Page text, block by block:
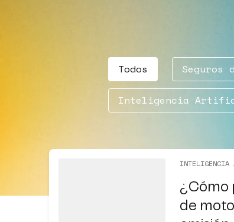
Todos Seguros
Inteligencia
INTELIGENCIA
¿Cómo
de